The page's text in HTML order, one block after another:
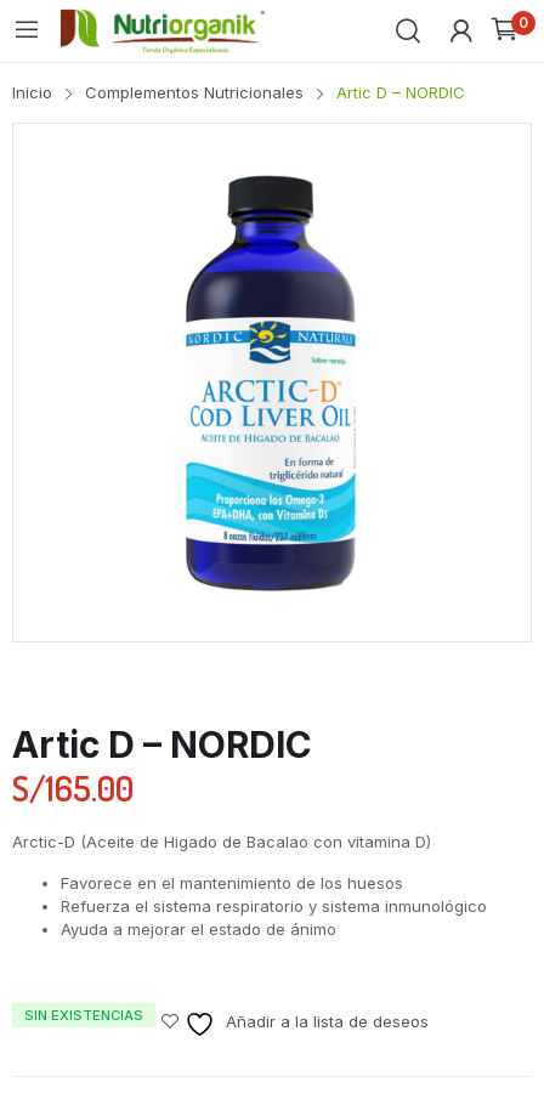
0
Inicio Complementos Nutricionales Artic D – NORDIC
Artic D – NORDIC
S/165.00
Arctic-D (Aceite de Higado de Bacalao con vitamina D)
Favorece en el mantenimiento de los huesos
Refuerza el sistema respiratorio y sistema inmunológico
Ayuda a mejorar el estado de ánimo
SIN EXISTENCIAS Añadir a la lista de deseos